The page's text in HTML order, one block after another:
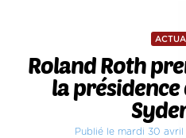
Roland Roth
la présidence
Publié le mardi 30 avril